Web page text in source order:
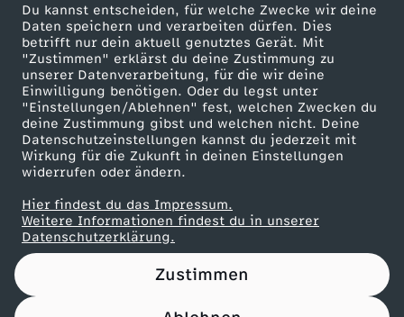
Du kannst entscheiden, für welche Zwecke wir deine
Daten speichern und verarbeiten dürfen. Dies
betrifft nur dein aktuell genutztes Gerät. Mit
"Zustimmen" erklärst du deine Zustimmung zu
unserer Datenverarbeitung, für die wir deine
Einwilligung benötigen. Oder du legst unter
"Einstellungen/Ablehnen" fest, welchen Zwecken du
deine Zustimmung gibst und welchen nicht. Deine
Datenschutzeinstellungen kannst du jederzeit mit
Wirkung für die Zukunft in deinen Einstellungen
widerrufen oder ändern.
Hier findest du das Impressum.
Weitere Informationen findest du in unserer
Datenschutzerklärung.
Zustimmen
-
T
r
u
m
p
ZDF goes Schule
Werbefernsehen
Mainzelmännchen
Partner